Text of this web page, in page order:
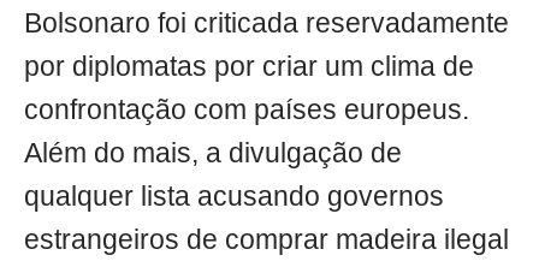
Bolsonaro foi criticada reservadamente
por diplomatas por criar um clima de
confrontação com países europeus.
Além do mais, a divulgação de
qualquer lista acusando governos
estrangeiros de comprar madeira ilegal